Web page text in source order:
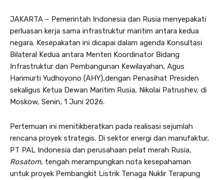
JAKARTA – Pemerintah Indonesia dan Rusia menyepakati
perluasan kerja sama infrastruktur maritim antara kedua
negara. Kesepakatan ini dicapai dalam agenda Konsultasi
Bilateral Kedua antara Menteri Koordinator Bidang
Infrastruktur dan Pembangunan Kewilayahan, Agus
Harimurti Yudhoyono (AHY),dengan Penasihat Presiden
sekaligus Ketua Dewan Maritim Rusia, Nikolai Patrushev, di
Moskow, Senin, 1 Juni 2026.
Pertemuan ini menitikberatkan pada realisasi sejumlah
rencana proyek strategis. Di sektor energi dan manufaktur,
PT PAL Indonesia dan perusahaan pelat merah Rusia,
Rosatom, tengah merampungkan nota kesepahaman
untuk proyek Pembangkit Listrik Tenaga Nuklir Terapung